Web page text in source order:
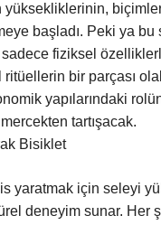
yüksekliklerinin,
başladı. Peki ya
fiziksel
ritüellerin bir parçası
yapılarındaki
tartışacak.
Bisiklet
yaratmak için seleyi
deneyim sunar. Her